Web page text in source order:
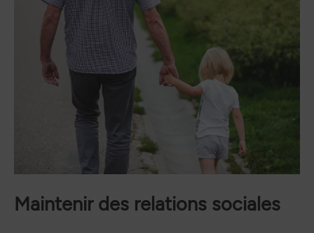
Maintenir des relations sociales